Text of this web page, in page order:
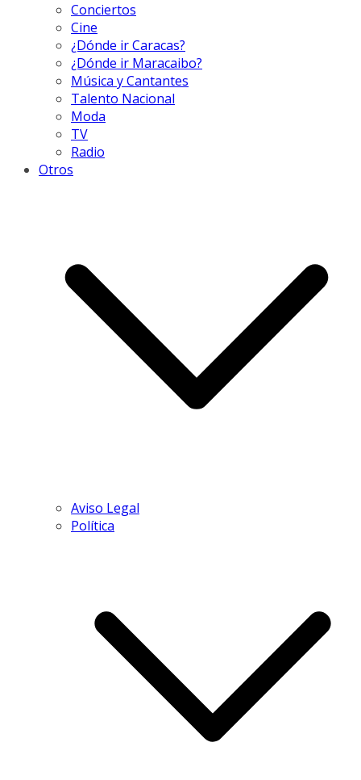
Conciertos
Cine
¿Dónde ir Caracas?
¿Dónde ir Maracaibo?
Música y Cantantes
Talento Nacional
Moda
TV
Radio
Otros
Aviso Legal
Política